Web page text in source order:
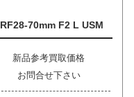
RF28-70mm F2 L USM
新品参考買取価格
お問合せ下さい